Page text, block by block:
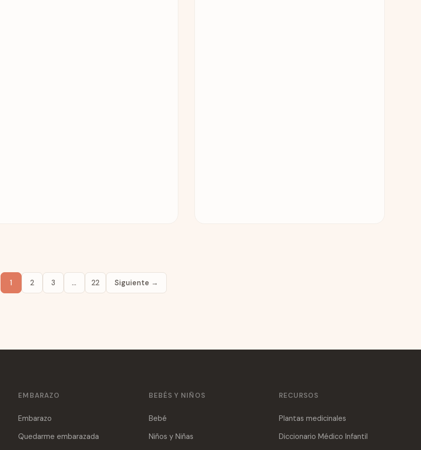
de prendas? El elemento más importante de
una prenda es el tejido. No importa lo bien...
1 2 3 … 22 Siguiente →
EMBARAZO
Embarazo
Quedarme embarazada
BEBÉS Y NIÑOS
Bebé
Niños y Niñas
RECURSOS
Plantas medicinales
Diccionario Médico Infantil